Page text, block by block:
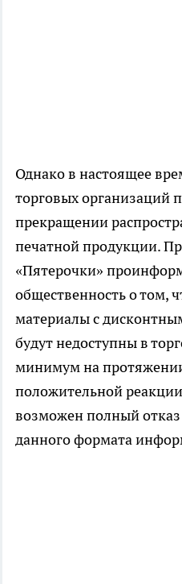
Однако в настоящее
торговых организаций
прекращении
печатной продукции.
«Пятерочки»
общественность о том,
материалы с
будут недоступны в
минимум на
положительной
возможен полный
данного формата